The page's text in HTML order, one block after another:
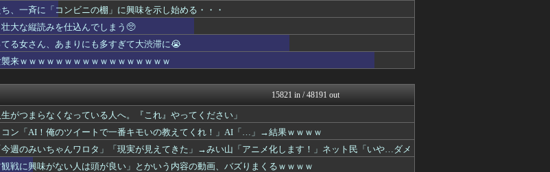
ｗｗｗ
まるｗｗｗｗｗｗ
漫画まとめ速報
テレビ出演wwwwwww
ぞ！
宅。児相から連絡が来ても、もう養育する意思が無...
素敵な鬼女様
人「...埼玉言うほど栄えてないやん」俺「でも...
ガールズVIPまとめ
ない」って贅沢だと思いますか？
ガールズVIPまとめ
てるやつはゲイ」ｗｗｗｗｗｗｗｗｗｗ
なんJクエスト
模様
住宅」に世界から注文が殺到 その理由は？[8/...
国難にあってもの申す！！
き
ガールズVIPまとめ
イチャイチャ虫』の発売が決定！！
日向坂46まとめ速報
買うのは時期が悪い」って言ってないか？・・・...
なんJクエスト
ち、一斉に「コンビニの棚」に興味を示し始める・・・
壮大な縦読みを仕込んでしまう🥺
てる女さん、あまりにも多すぎて大渋滞に😭
襲来ｗｗｗｗｗｗｗｗｗｗｗｗｗｗｗｗｗ
15821 in / 48191 out
生がつまらなくなっている人へ。『これ』やってください」
コン「AI！俺のツイートで一番キモいの教えてくれ！」AI「…」→結果ｗｗｗｗ
今週のみいちゃんワロタ」「現実が見えてきた」→みい山「アニメ化します！」ネット民「いや…ダメ
観戦に興味がない人は頭が良い」とかいう内容の動画、バズりまくるｗｗｗｗ